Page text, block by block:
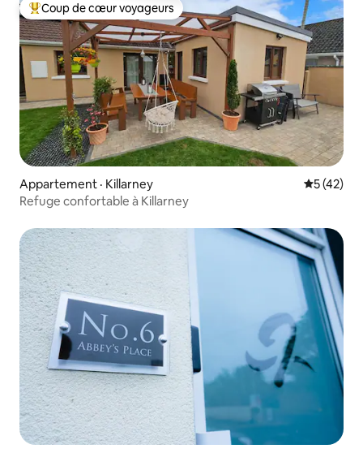
Coup de cœur voyageurs parmi les plus aimés
Coup de cœur voyageurs
Appartement · Killarney Note
5 (42)
Refuge confortable à Killarney